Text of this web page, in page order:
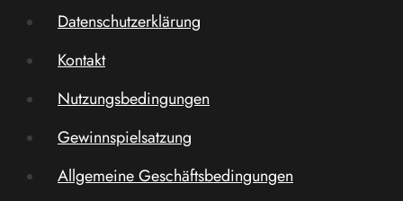
Datenschutzerklärung
Kontakt
Nutzungsbedingungen
Gewinnspielsatzung
Allgemeine Geschäftsbedingungen